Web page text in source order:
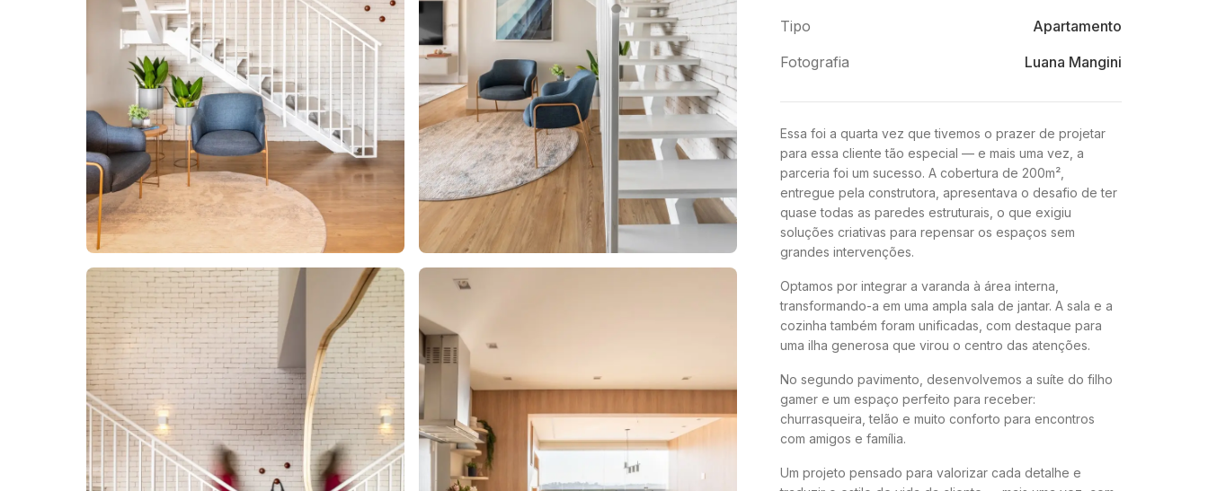
Tipo
Apartamento
Fotografia
Luana Mangini
Essa foi a quarta vez que tivemos o prazer de projetar
para essa cliente tão especial — e mais uma vez, a
parceria foi um sucesso. A cobertura de 200m²,
entregue pela construtora, apresentava o desafio de ter
quase todas as paredes estruturais, o que exigiu
soluções criativas para repensar os espaços sem
grandes intervenções.
Optamos por integrar a varanda à área interna,
transformando-a em uma ampla sala de jantar. A sala e a
cozinha também foram unificadas, com destaque para
uma ilha generosa que virou o centro das atenções.
No segundo pavimento, desenvolvemos a suíte do filho
gamer e um espaço perfeito para receber:
churrasqueira, telão e muito conforto para encontros
com amigos e família.
Um projeto pensado para valorizar cada detalhe e